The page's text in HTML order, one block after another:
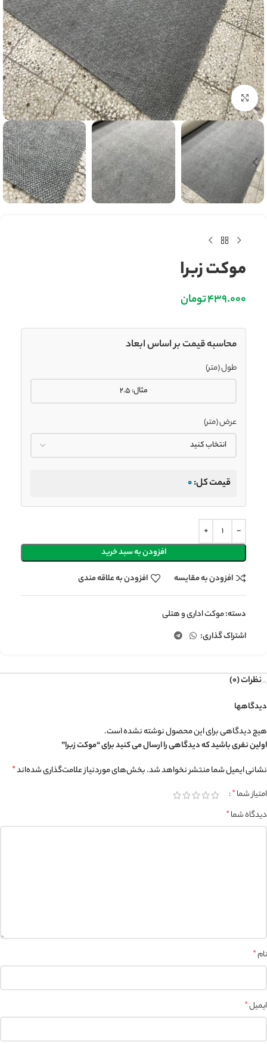
بزرگنمایی تصویر
موکت زبرا
439.000تومان
محاسبه قیمت بر اساس ابعاد
طول (متر)
عرض (متر)
قیمت کل:0
افزودن به سبد خرید
افزودن به مقایسه
افزودن به علاقه مندی
دسته:موکت اداری و هتلی
اشتراک گذاری:
نظرات (0)
دیدگاهها
هیچ دیدگاهی برای این محصول نوشته نشده است.
اولین نفری باشید که دیدگاهی را ارسال می کنید برای “موکت زبرا”
نشانی ایمیل شما منتشر نخواهد شد.بخش‌های موردنیاز علامت‌گذاری شده‌اند*
امتیاز شما*
دیدگاه شما*
نام*
ایمیل*